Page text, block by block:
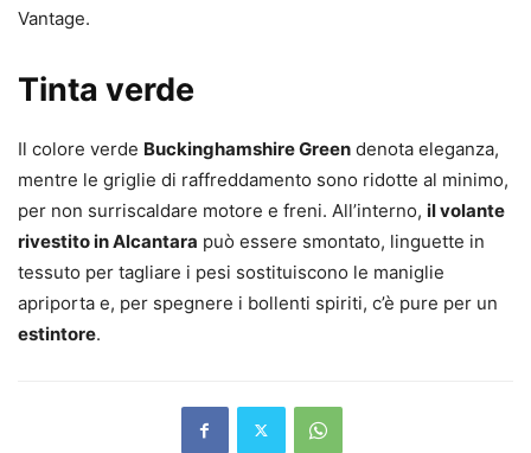
Vantage.
Tinta verde
Il colore verde Buckinghamshire Green denota eleganza,
mentre le griglie di raffreddamento sono ridotte al minimo,
per non surriscaldare motore e freni. All’interno, il volante
rivestito in Alcantara può essere smontato, linguette in
tessuto per tagliare i pesi sostituiscono le maniglie
apriporta e, per spegnere i bollenti spiriti, c’è pure per un
estintore.